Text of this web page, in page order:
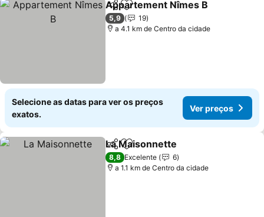
PartilharAdicionar aos favoritos
Appartement Nîmes B
5,9
19
a 4.1 km de Centro da cidade
Selecione as datas para ver os preços
exatos.
Ver preços
PartilharAdicionar aos favoritos
La Maisonnette
8,8 Excelente
6
a 1.1 km de Centro da cidade